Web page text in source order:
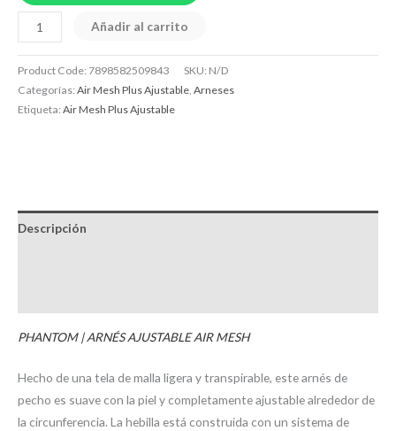
Añadir al carrito
Product Code:7898582509843 SKU: N/D
Categorías:Air Mesh Plus Ajustable Arneses
Etiqueta:Air Mesh Plus Ajustable
Descripción
PHANTOM | ARNÉS AJUSTABLE AIR MESH
Hecho de una tela de malla ligera y transpirable, este arnés de
pecho es suave con la piel y completamente ajustable alrededor de
la circunferencia. La hebilla está construida con un sistema de